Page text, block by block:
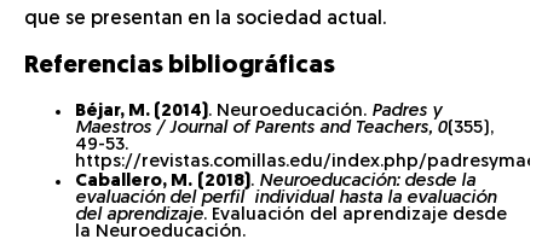
que se presentan en la sociedad actual.
Referencias bibliográficas
Béjar, M. (2014). Neuroeducación. Padres y
Maestros / Journal of Parents and Teachers, 0(355),
49-53.
https://revistas.comillas.edu/index.php/
Caballero, M. (2018). Neuroeducación: desde la
evaluación del perfil individual hasta la evaluación
del aprendizaje. Evaluación del aprendizaje desde
la Neuroeducación.